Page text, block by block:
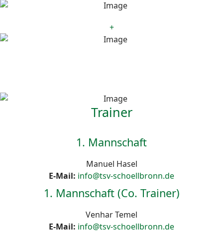
+
Trainer
1. Mannschaft
Manuel Hasel
E-Mail: info@tsv-schoellbronn.de
1. Mannschaft (Co. Trainer)
Venhar Temel
E-Mail: info@tsv-schoellbronn.de